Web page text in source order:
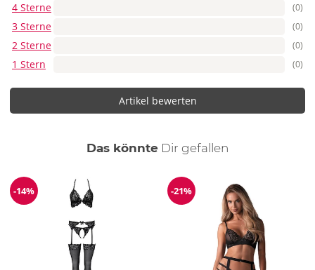
4 Sterne (0)
3 Sterne (0)
2 Sterne (0)
1 Stern (0)
Artikel bewerten
Das könnte Dir auch
gefallen
Reduzierung
-14% Reduzierung
-21%